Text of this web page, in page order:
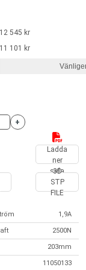
12 545 kr
11 101 kr
+
Ladda
ner
sida
3D
STP
FILE
1,9A
2500N
203mm
11050133